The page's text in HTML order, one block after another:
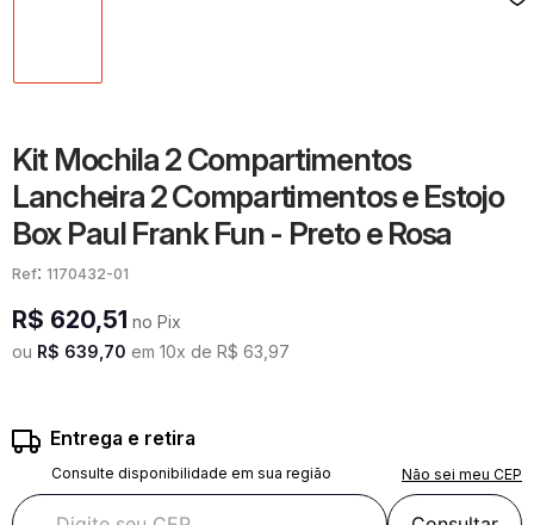
Kit Mochila 2 Compartimentos
Lancheira 2 Compartimentos e Estojo
Box Paul Frank Fun - Preto e Rosa
: 1170432-01
R$ 620,51 no Pix
ou R$ 639 70 em 10x de R$ 63 97
Entrega e retira
Consulte disponibilidade em sua região Não sei meu CEP